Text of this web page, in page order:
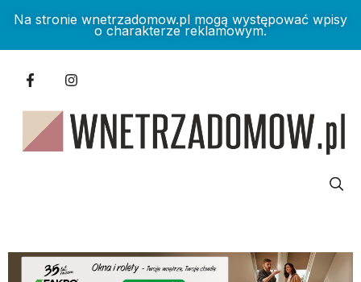
Na stronie wnetrzadomow.pl mogą występować wpisy
o charakterze reklamowym.